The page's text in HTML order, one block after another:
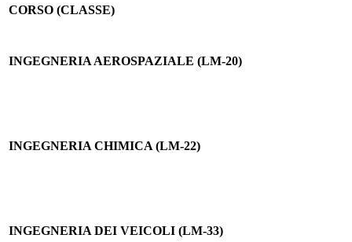
CORSO (CLASSE)
INGEGNERIA AEROSPAZIALE (LM-20)
INGEGNERIA CHIMICA (LM-22)
INGEGNERIA DEI VEICOLI (LM-33)